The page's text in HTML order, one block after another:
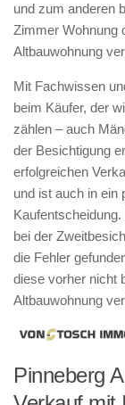
und zum anderen
Zimmer Wohnung
Altbauwohnung
Mit Fachwissen
beim Käufer, der
zählen – auch
der Besichtigung
erfolgreichen
und ist auch in ein
bei der
die Fehler
diese vorher nicht
Altbauwohnung
Pinneberg